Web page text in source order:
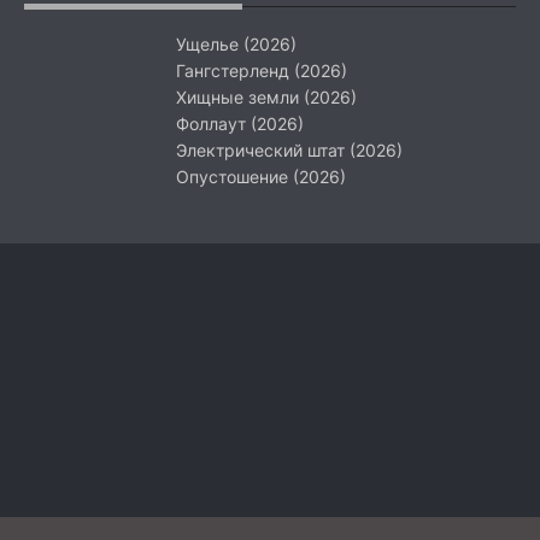
Ущелье (2026)
Гангстерленд (2026)
Хищные земли (2026)
Фоллаут (2026)
Электрический штат (2026)
Опустошение (2026)